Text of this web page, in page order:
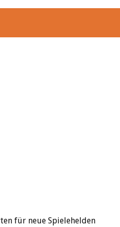
für neue Spielehelden